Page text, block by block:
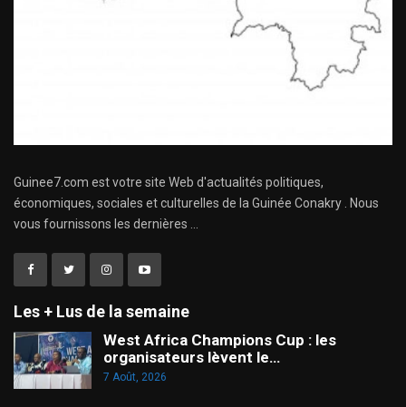
Guinee7.com est votre site Web d'actualités politiques,
économiques, sociales et culturelles de la Guinée Conakry . Nous
vous fournissons les dernières ...
Les + Lus de la semaine
West Africa Champions Cup : les
organisateurs lèvent le…
7 Août, 2026